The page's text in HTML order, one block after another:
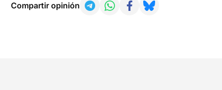
Compartir opinión